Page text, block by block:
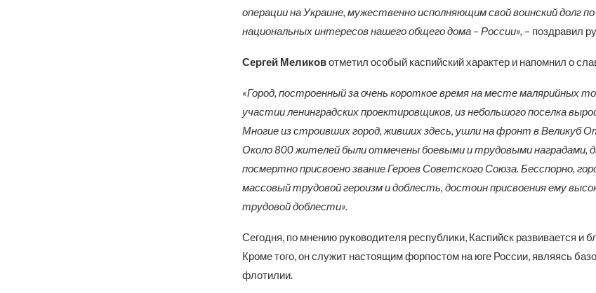
операции на Украине, мужественно исполняющим свой воинский долг
национальных интересов нашего общего дома – России», – поздравил
Сергей Меликовотметил особый каспийский характер и напомнил о
«Город, построенный за очень короткое время на месте малярийных
участии ленинградских проектировщиков, из небольшого поселка
Многие из строивших город, живших здесь, ушли на фронт в Великуб
Около 800 жителей были отмечены боевыми и трудовыми наградами,
посмертно присвоено звание Героев Советского Союза. Бесспорно,
массовый трудовой героизм и доблесть, достоин присвоения ему
трудовой доблести».
Сегодня, по мнению руководителя республики, Каспийск развивается и
Кроме того, он служит настоящим форпостом на юге России, являясь
флотилии.